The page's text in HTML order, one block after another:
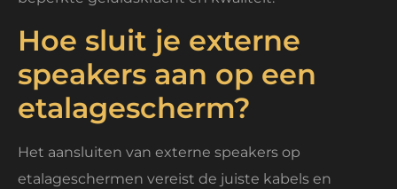
Hoe sluit je externe
speakers aan op een
etalagescherm?
Het aansluiten van externe speakers op
etalageschermen vereist de juiste kabels en